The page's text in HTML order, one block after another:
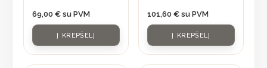
69,00 € su PVM
Į KREPŠELĮ
101,60 € su PVM
Į KREPŠELĮ